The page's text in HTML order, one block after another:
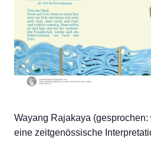
Wayang Rajakaya (gesprochen:
eine zeitgenössische